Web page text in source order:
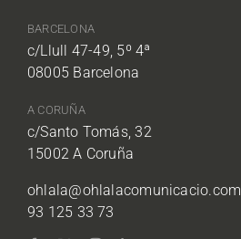
BARCELONA
c/Llull 47-49, 5º 4ª
08005 Barcelona
A CORUÑA
c/Santo Tomás, 32
15002 A Coruña
ohlala@ohlalacomunicacio.com
93 125 33 73